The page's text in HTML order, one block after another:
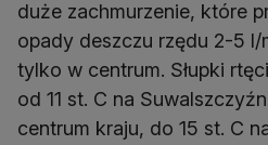
duże zachmurzenie, które
opady deszczu rzędu 2-5 l/
tylko w centrum. Słupki
od 11 st. C na
centrum kraju, do 15 st. C